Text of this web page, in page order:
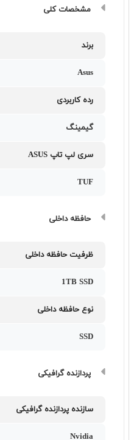
مشخصات کلی
برند
Asus
رده کاربردی
گیمینگ
سری لپ تاپ ASUS
TUF
حافظه داخلی
ظرفیت حافظه داخلی
1TB SSD
نوع حافظه داخلی
SSD
پردازنده گرافیکی
سازنده پردازنده گرافیکی
Nvidia